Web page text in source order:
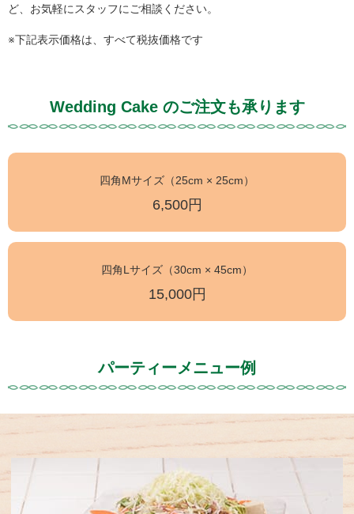
ど、お気軽にスタッフにご相談ください。
※下記表示価格は、すべて税抜価格です
Wedding Cake のご注文も承ります
四角Mサイズ（25cm × 25cm）
6,500円
四角Lサイズ（30cm × 45cm）
15,000円
パーティーメニュー例